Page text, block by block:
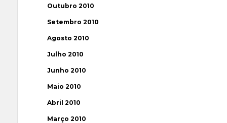
Outubro 2010
Setembro 2010
Agosto 2010
Julho 2010
Junho 2010
Maio 2010
Abril 2010
Março 2010